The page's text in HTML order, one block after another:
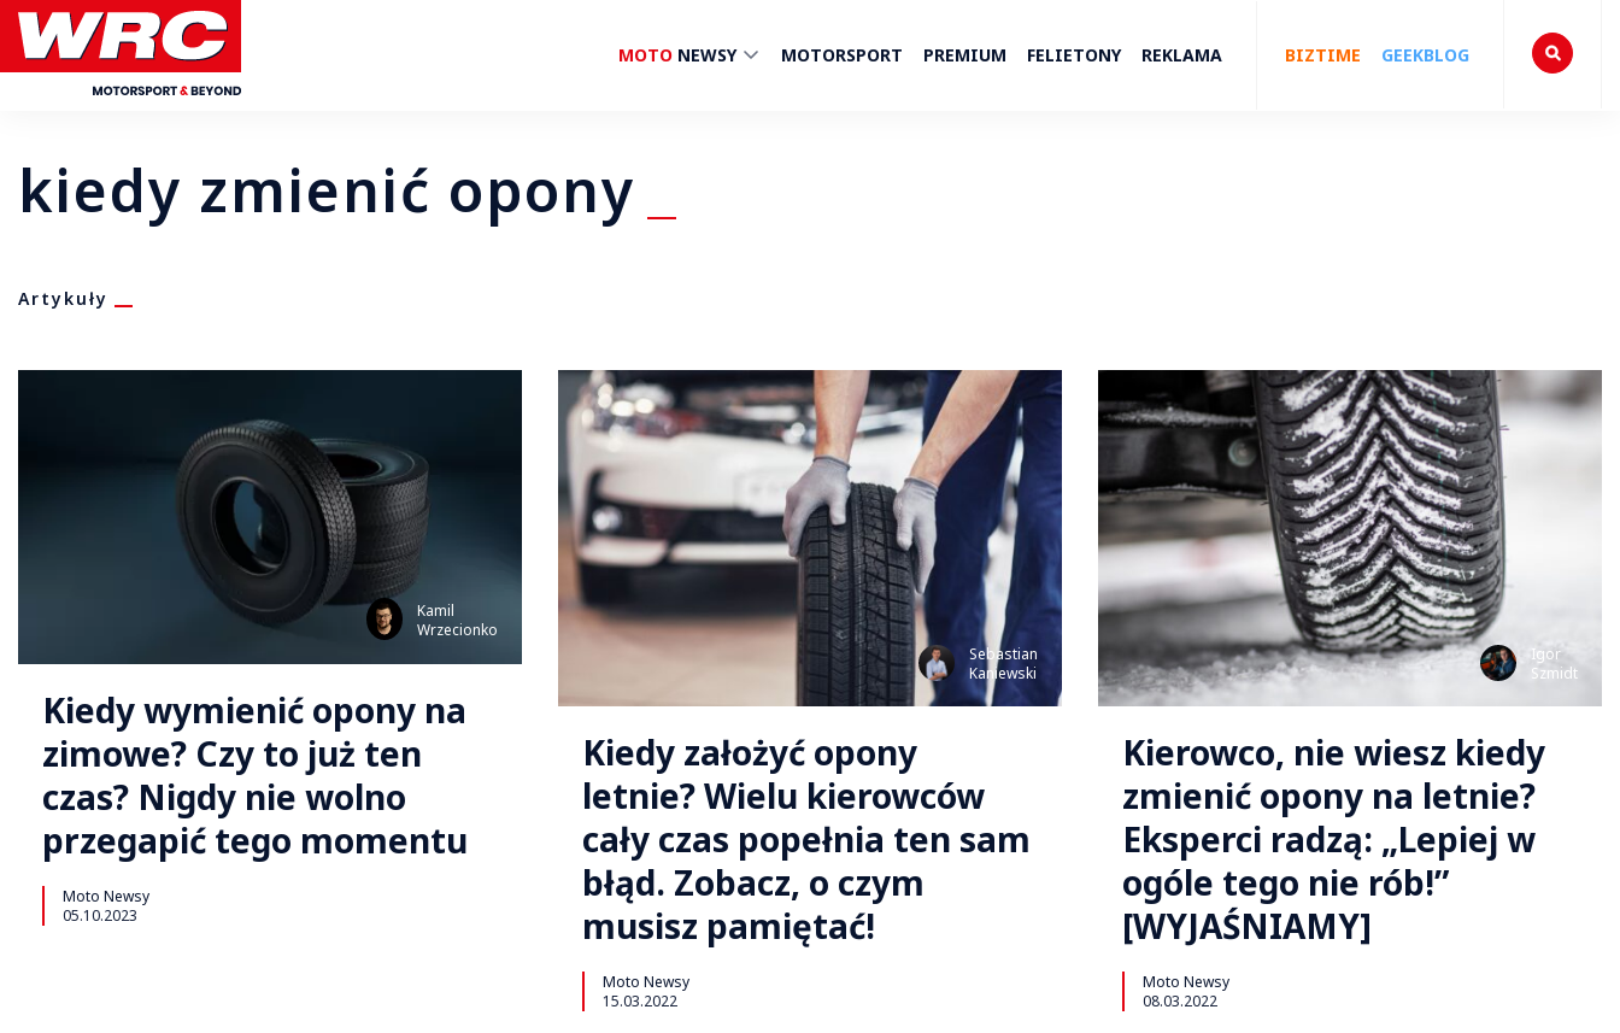
MOTO NEWSY MOTORSPORT PREMIUM FELIETONY REKLAMA BIZTIME GEEKBLOG
kiedy zmienić opony
Artykuły
Kamil
Wrzecionko
Kiedy wymienić opony na
zimowe? Czy to już ten
czas? Nigdy nie wolno
przegapić tego momentu
Moto Newsy
05.10.2023
Sebastian
Kaniewski
Kiedy założyć opony
letnie? Wielu kierowców
cały czas popełnia ten sam
błąd. Zobacz, o czym
musisz pamiętać!
Moto Newsy
15.03.2022
Igor
Szmidt
Kierowco, nie wiesz kiedy
zmienić opony na letnie?
Eksperci radzą: „Lepiej w
ogóle tego nie rób!”
[WYJAŚNIAMY]
Moto Newsy
08.03.2022